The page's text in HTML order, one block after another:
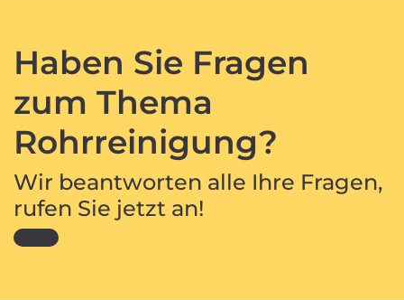
Haben Sie Fragen
zum Thema
Rohrreinigung?
Wir beantworten alle Ihre Fragen,
rufen Sie jetzt an!